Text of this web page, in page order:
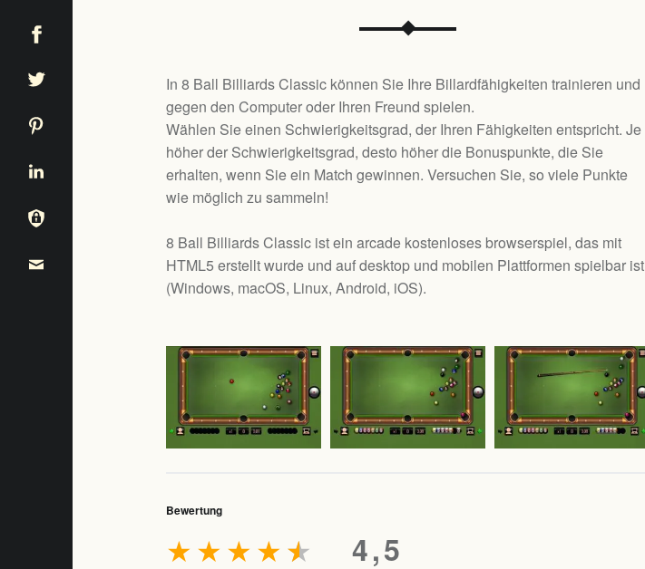
In 8 Ball Billiards Classic können Sie Ihre Billardfähigkeiten trainieren und
gegen den Computer oder Ihren Freund spielen.
Wählen Sie einen Schwierigkeitsgrad, der Ihren Fähigkeiten entspricht. Je
höher der Schwierigkeitsgrad, desto höher die Bonuspunkte, die Sie
erhalten, wenn Sie ein Match gewinnen. Versuchen Sie, so viele Punkte
wie möglich zu sammeln!
8 Ball Billiards Classic ist ein arcade kostenloses browserspiel, das mit
HTML5 erstellt wurde und auf desktop und mobilen Plattformen spielbar ist
(Windows, macOS, Linux, Android, iOS).
Bewertung
4,5
★
★
★
★
★